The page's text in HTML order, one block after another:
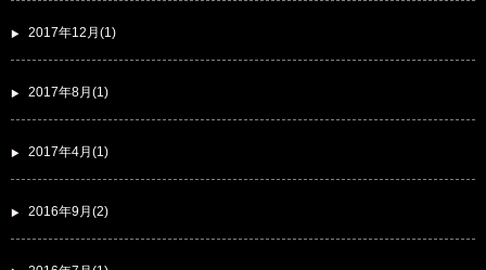
2017年12月(1)
2017年8月(1)
2017年4月(1)
2016年9月(2)